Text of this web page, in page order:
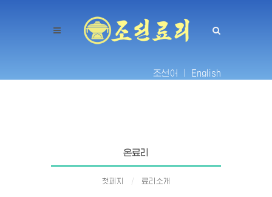
조선어 | English
온료리
첫페지 료리소개